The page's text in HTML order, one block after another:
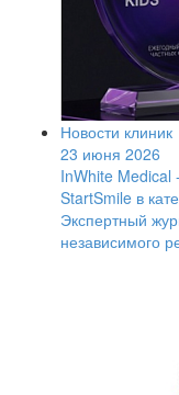
Новости клиник
23 июня 2026
InWhite Medical
StartSmile в
Экспертный
независимого